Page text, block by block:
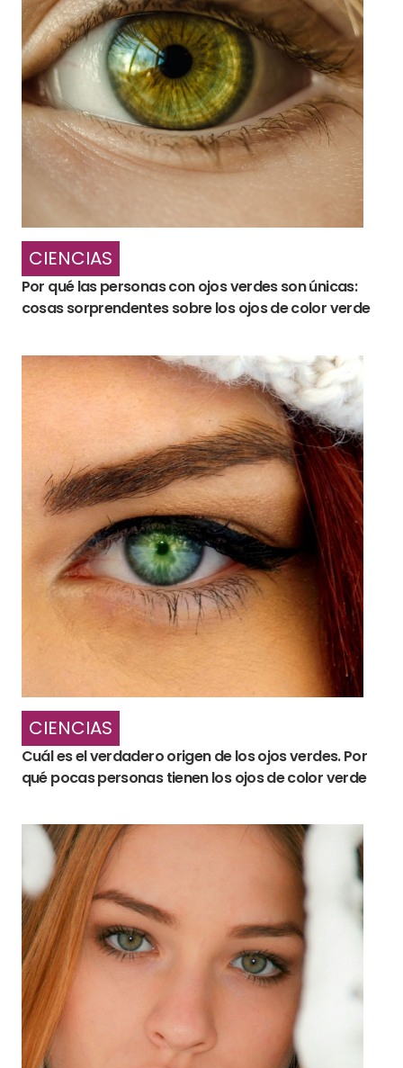
CIENCIAS
Por qué las personas con ojos verdes son únicas:
cosas sorprendentes sobre los ojos de color verde
CIENCIAS
Cuál es el verdadero origen de los ojos verdes. Por
qué pocas personas tienen los ojos de color verde